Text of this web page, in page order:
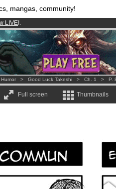
mangas, community!
LIVE!.
3.95 eurosper month !Get membership
and 1000 comics & mangas!.
Humor > Good Luck Takeshi > Ch. 1 > P.
Full screen Thumbnails